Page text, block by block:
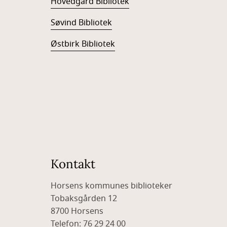
Søvind Bibliotek
Østbirk Bibliotek
Kontakt
Horsens kommunes biblioteker
Tobaksgården 12
8700 Horsens
Telefon: 76 29 24 00